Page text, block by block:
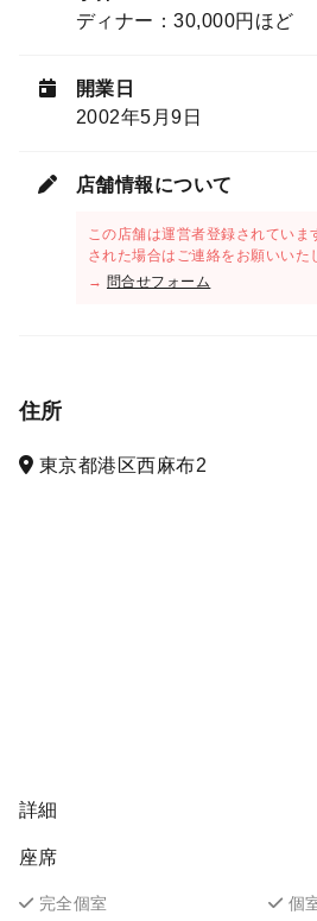
ディナー：30,000円ほど
開業日
2002年5月9日
店舗情報について
この店舗は運営者登録されていま
された場合はご連絡をお願いいた
→ 問合せフォーム
住所
東京都港区西麻布2
詳細
座席
完全個室
個